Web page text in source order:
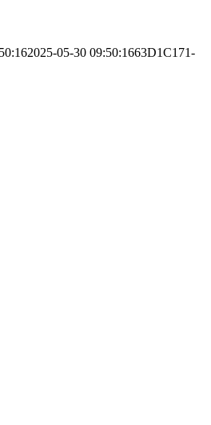
2025-05-30 09:50:1663D1C171-